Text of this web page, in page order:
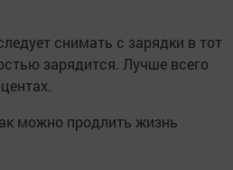
снимать с зарядки в тот
зарядится. Лучше всего
можно продлить жизнь